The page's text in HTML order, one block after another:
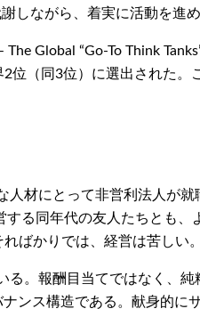
しながら、着実に活動を進
Global “Go-To Think
（同3位）に選出された。
材にとって非営利法人が
る同年代の友人たちとも、
ばかりでは、経営は苦しい。
。報酬目当てではなく、
ンス構造である。献身的に